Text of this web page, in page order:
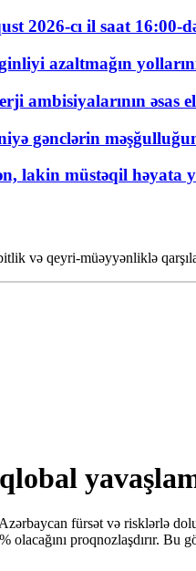
2026-cı il saat 16:00-
azaltmağın
ambisiyalarının əsas
gənclərin
lakin müstəqil həyata
və qeyri-müəyyənliklə
fürsət və risklərlə
olacağını proqnozlaşdırır.